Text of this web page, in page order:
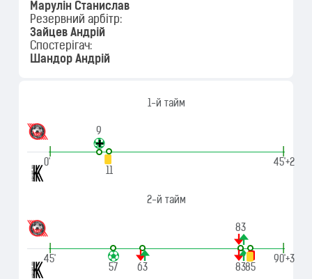
Марулін Станислав
Резервний арбітр:
Зайцев Андрій
Спостерігач:
Шандор Андрій
1-й тайм
9
|
0'
11
|
45'+2
2-й тайм
83
|
45'
57
63 8385
|
90'+3